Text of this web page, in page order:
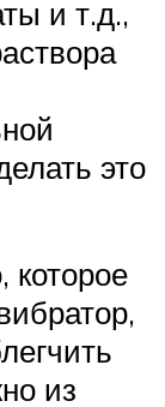
и т.д.,
это
которое
из